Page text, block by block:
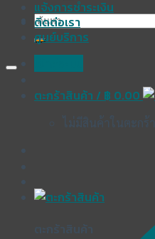
ค้นหา:
ตะกร้าสินค้า / ฿ 0.00
ไม่มีสินค้าในตะกร้า
ตะกร้าสินค้า
แจ้งการชำระเงิน
ติดต่อเรา
ศูนย์บริการ